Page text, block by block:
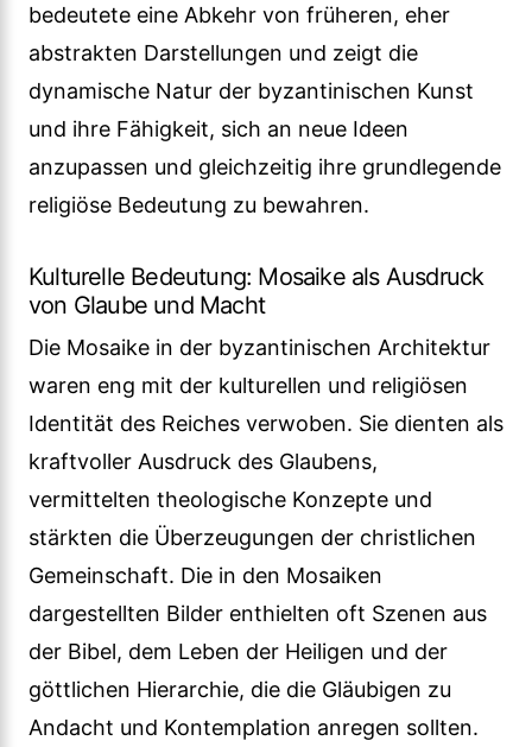
bedeutete eine Abkehr von früheren, eher
abstrakten Darstellungen und zeigt die
dynamische Natur der byzantinischen Kunst
und ihre Fähigkeit, sich an neue Ideen
anzupassen und gleichzeitig ihre grundlegende
religiöse Bedeutung zu bewahren.
Kulturelle Bedeutung: Mosaike als Ausdruck
von Glaube und Macht
Die Mosaike in der byzantinischen Architektur
waren eng mit der kulturellen und religiösen
Identität des Reiches verwoben. Sie dienten als
kraftvoller Ausdruck des Glaubens,
vermittelten theologische Konzepte und
stärkten die Überzeugungen der christlichen
Gemeinschaft. Die in den Mosaiken
dargestellten Bilder enthielten oft Szenen aus
der Bibel, dem Leben der Heiligen und der
göttlichen Hierarchie, die die Gläubigen zu
Andacht und Kontemplation anregen sollten.